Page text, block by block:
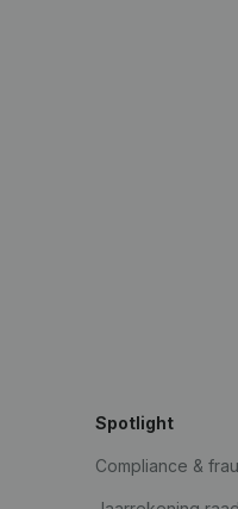
Spotlight
Compliance &